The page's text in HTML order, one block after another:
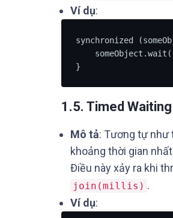
Ví dụ:
synchronized
}
1.5. Timed
Mô tả: Tương tự như
khoảng thời gian
Điều này xảy ra khi
join(millis) .
Ví dụ: